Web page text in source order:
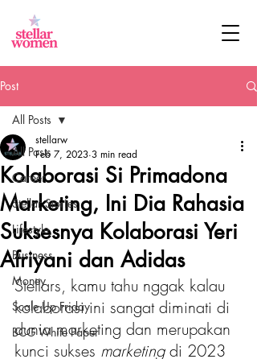
Post
All Posts
Career
Stellar Stories
Lifestyle
Business
Money
Scale Up Friday
BCG White Paper
All Posts
Kolaborasi Si Primadona
Marketing, Ini Dia Rahasia
Suksesnya Kolaborasi Yeri
Afriyani dan Adidas
stellarw
Feb 7, 2023 3 min read
Stellars, kamu tahu nggak kalau
kolaborasi ini sangat diminati di
dunia marketing dan merupakan
kunci sukses marketing di 2023